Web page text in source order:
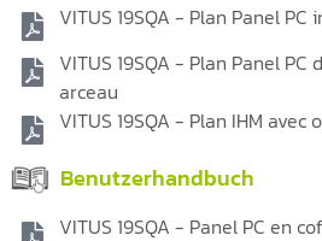
VITUS 19SQA - Plan Panel PC
VITUS 19SQA - Plan Panel PC
arceau
VITUS 19SQA - Plan IHM avec
Benutzerhandbuch
VITUS 19SQA - Panel PC en